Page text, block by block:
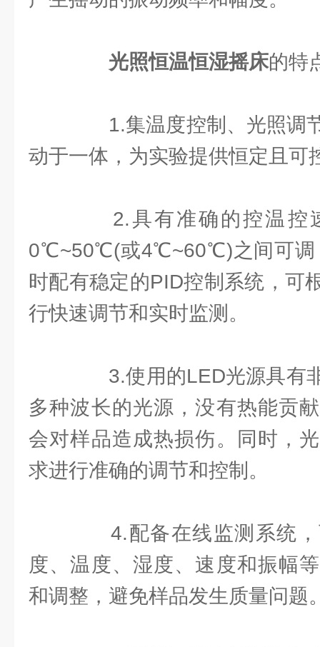
光照恒温恒湿摇床的特
1.集温度控制、光照调
动于一体，为实验提供恒定且可
2.具有准确的控温控
0℃~50℃(或4℃~60℃)之间可调
时配有稳定的PID控制系统，可
行快速调节和实时监测。
3.使用的LED光源具有
多种波长的光源，没有热能贡
会对样品造成热损伤。同时，
求进行准确的调节和控制。
4.配备在线监测系统，
度、温度、湿度、速度和振幅
和调整，避免样品发生质量问题